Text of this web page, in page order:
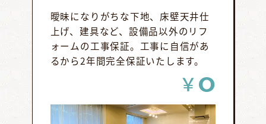
曖昧になりがちな下地、床壁天井仕
上げ、建具など、設備品以外のリフ
ォームの工事保証。工事に自信があ
るから2年間完全保証いたします。
￥0